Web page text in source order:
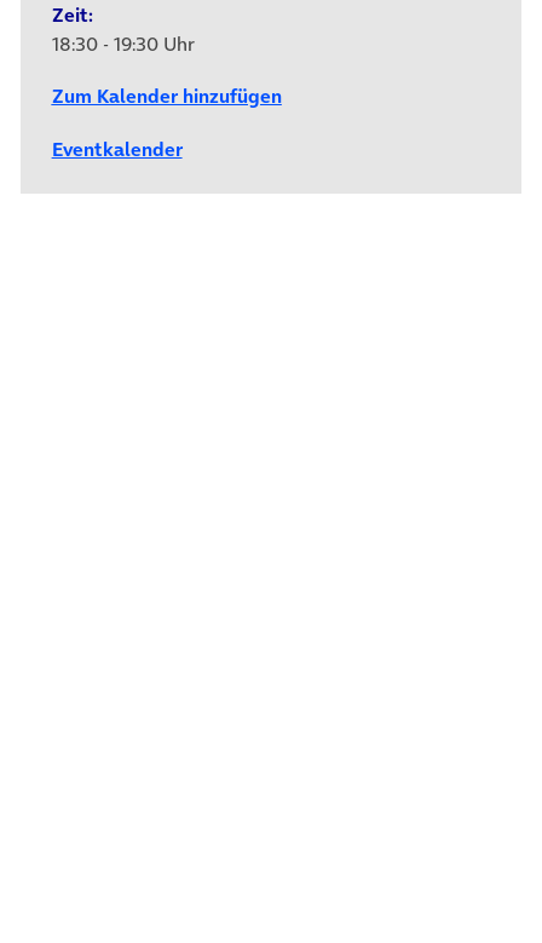
Zeit:
18:30 - 19:30 Uhr
Zum Kalender hinzufügen
Eventkalender